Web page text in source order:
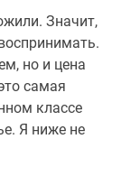
Значит,
но и цена
самая
классе
Я ниже не